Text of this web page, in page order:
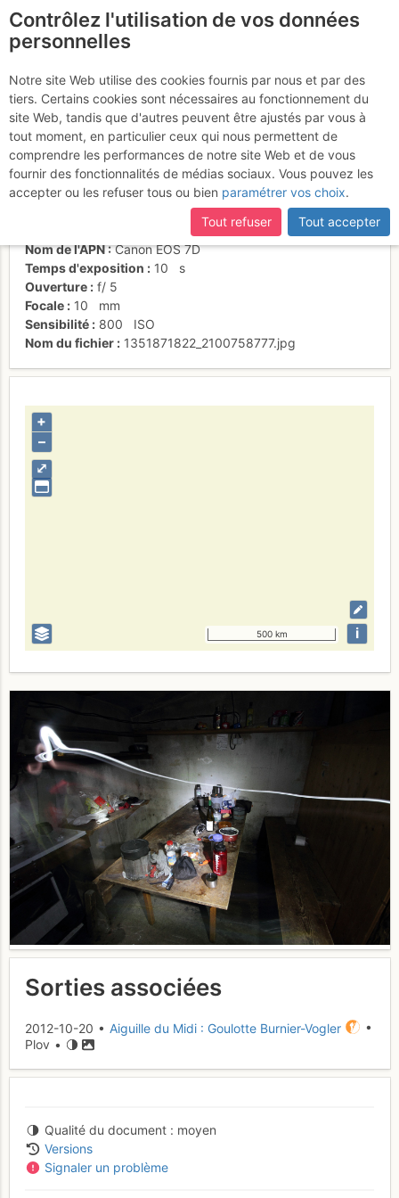
Cantine abri Simond
Activités
Date/heure
20 oct. 2012 19:52
Contributeur
Plov
individuel (CC by-nc-nd)
Nom de l'APN
Canon EOS 7D
Temps d'exposition
10
s
Ouverture
f/ 5
Focale
10
mm
Sensibilité
800
ISO
Nom du fichier
1351871822_2100758777.jpg
⤢
+
–
500 km i
Sorties associées
2012-10-20 • Aiguille du Midi : Goulotte Burnier-Vogler
•
Plov •
Qualité du document
moyen
Versions
Signaler un problème
Contrôlez l'utilisation de vos données
personnelles
Notre site Web utilise des cookies fournis par nous et par des
tiers. Certains cookies sont nécessaires au fonctionnement du
site Web, tandis que d'autres peuvent être ajustés par vous à
tout moment, en particulier ceux qui nous permettent de
comprendre les performances de notre site Web et de vous
fournir des fonctionnalités de médias sociaux. Vous pouvez les
accepter ou les refuser tous ou bien paramétrer vos choix.
Tout refuser
Tout accepter